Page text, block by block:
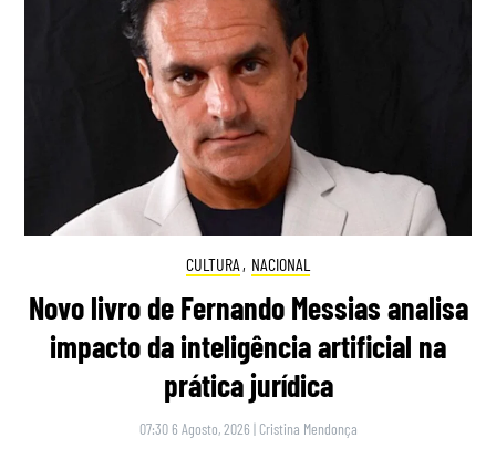
CULTURA , NACIONAL
Novo livro de Fernando Messias analisa
impacto da inteligência artificial na
prática jurídica
07:30 6 Agosto, 2026 | Cristina Mendonça